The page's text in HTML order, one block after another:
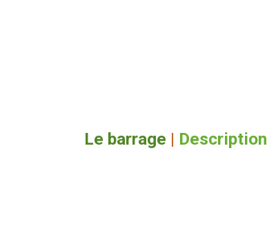
Le barrage | Description